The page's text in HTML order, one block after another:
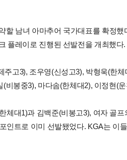
할 남녀 아마추어 국가대표를 확정
플레이로 진행된 선발전을 개최했다.
고3), 조우영(신성고3), 박형욱(한
비봉중3), 마다솜(한체대2), 이정현(
체대1)과 김백준(비봉고3), 여자 골
인트로 이미 선발됐었다. KGA는 이